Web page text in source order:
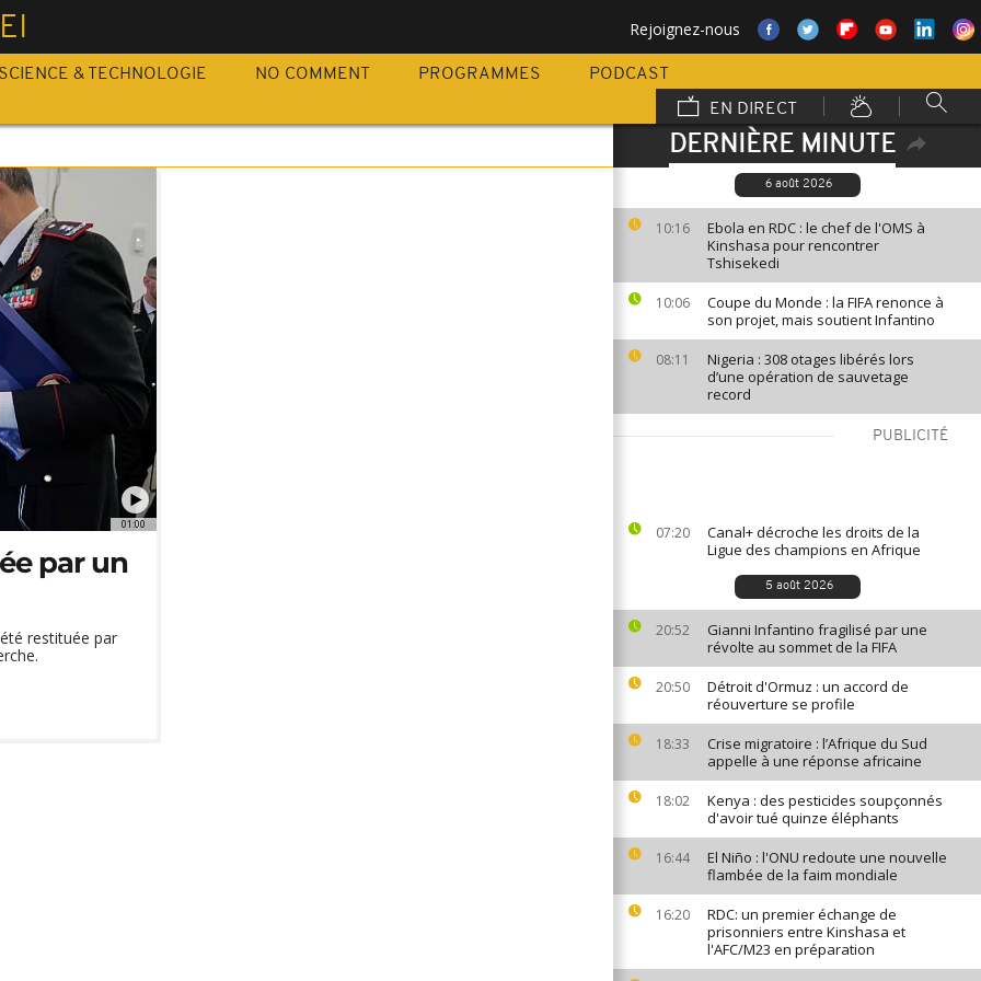
Rejoignez-nous
SCIENCE & TECHNOLOGIE NO COMMENT PROGRAMMES
PODCAST
EN DIRECT
DERNIÈRE MINUTE
6 août 2026
10:16
Ebola en RDC : le chef de l'OMS à
Kinshasa pour rencontrer
Tshisekedi
10:06
Coupe du Monde : la FIFA renonce à
son projet, mais soutient Infantino
08:11
Nigeria : 308 otages libérés lors
d’une opération de sauvetage
record
PUBLICITÉ
07:20
Canal+ décroche les droits de la
Ligue des champions en Afrique
5 août 2026
20:52
Gianni Infantino fragilisé par une
révolte au sommet de la FIFA
20:50
Détroit d'Ormuz : un accord de
réouverture se profile
18:33
Crise migratoire : l’Afrique du Sud
appelle à une réponse africaine
18:02
Kenya : des pesticides soupçonnés
d'avoir tué quinze éléphants
16:44
El Niño : l'ONU redoute une nouvelle
flambée de la faim mondiale
16:20
RDC: un premier échange de
prisonniers entre Kinshasa et
l'AFC/M23 en préparation
01:00
par un
restituée par